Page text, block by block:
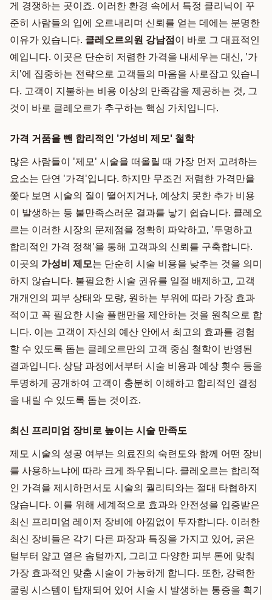
게 경쟁하는 곳이죠. 이러한 환경 속에서 특정 클리닉이 꾸
준히 사람들의 입에 오르내리며 신뢰를 얻는 데에는 분명한
이유가 있습니다. 클레오르의원 강남점이 바로 그 대표적인
예입니다. 이곳은 단순히 저렴한 가격을 내세우는 대신, '가
치'에 집중하는 전략으로 고객들의 마음을 사로잡고 있습니
다. 고객이 지불하는 비용 이상의 만족감을 제공하는 것, 그
것이 바로 클레오르가 추구하는 핵심 가치입니다.
가격 거품을 뺀 합리적인 '가성비 제모' 철학
많은 사람들이 '제모' 시술을 떠올릴 때 가장 먼저 고려하는
요소는 단연 '가격'입니다. 하지만 무조건 저렴한 가격만을
쫓다 보면 시술의 질이 떨어지거나, 예상치 못한 추가 비용
이 발생하는 등 불만족스러운 결과를 낳기 쉽습니다. 클레오
르는 이러한 시장의 문제점을 정확히 파악하고, '투명하고
합리적인 가격 정책'을 통해 고객과의 신뢰를 구축합니다.
이곳의 가성비 제모는 단순히 시술 비용을 낮추는 것을 의미
하지 않습니다. 불필요한 시술 권유를 일절 배제하고, 고객
개개인의 피부 상태와 모량, 원하는 부위에 따라 가장 효과
적이고 꼭 필요한 시술 플랜만을 제안하는 것을 원칙으로 합
니다. 이는 고객이 자신의 예산 안에서 최고의 효과를 경험
할 수 있도록 돕는 클레오르만의 고객 중심 철학이 반영된
결과입니다. 상담 과정에서부터 시술 비용과 예상 횟수 등을
투명하게 공개하여 고객이 충분히 이해하고 합리적인 결정
을 내릴 수 있도록 돕는 것이죠.
최신 프리미엄 장비로 높이는 시술 만족도
제모 시술의 성공 여부는 의료진의 숙련도와 함께 어떤 장비
를 사용하느냐에 따라 크게 좌우됩니다. 클레오르는 합리적
인 가격을 제시하면서도 시술의 퀄리티와는 절대 타협하지
않습니다. 이를 위해 세계적으로 효과와 안전성을 입증받은
최신 프리미엄 레이저 장비에 아낌없이 투자합니다. 이러한
최신 장비들은 각기 다른 파장과 특징을 가지고 있어, 굵은
털부터 얇고 옅은 솜털까지, 그리고 다양한 피부 톤에 맞춰
가장 효과적인 맞춤 시술이 가능하게 합니다. 또한, 강력한
쿨링 시스템이 탑재되어 있어 시술 시 발생하는 통증을 획기